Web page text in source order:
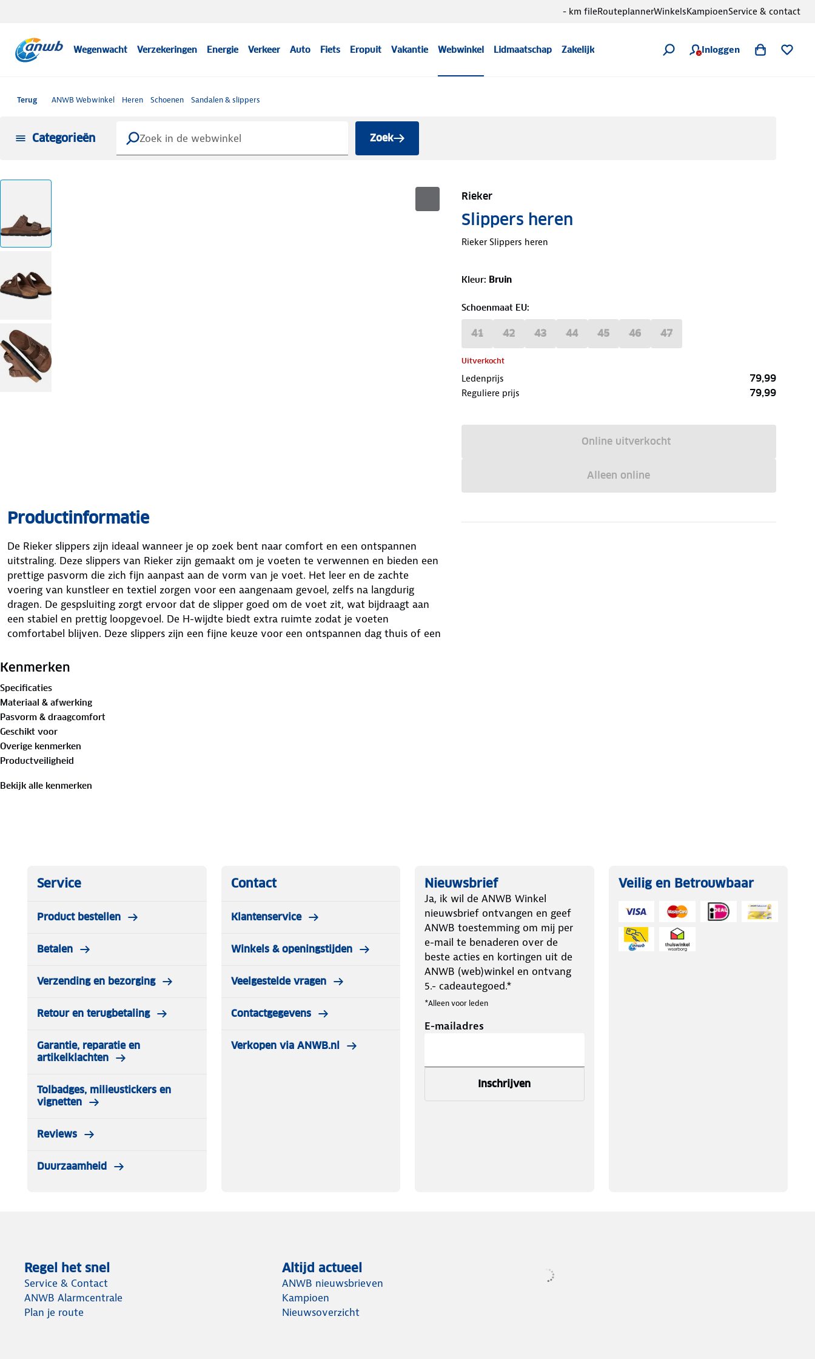
Wegenwacht Verzekeringen Energie Verkeer Auto Fiets Eropuit Vakantie Webwinkel Lidmaatschap Zakelijk Inloggen
- km fileRouteplannerWinkelsKampioenService & contact
Terug ANWB Webwinkel Heren Schoenen Sandalen & slippers
Categorieën Zoek
Rieker
Slippers heren
Rieker Slippers heren
Kleur: Bruin
Schoenmaat EU:
41 42 43 44 45 46 47
Uitverkocht
Ledenprijs 79,99
Reguliere prijs 79,99
Online uitverkocht
Alleen online
Productinformatie
De Rieker slippers zijn ideaal wanneer je op zoek bent naar comfort en een ontspannen
uitstraling. Deze slippers van Rieker zijn gemaakt om je voeten te verwennen en bieden een
prettige pasvorm die zich fijn aanpast aan de vorm van je voet. Het leer en de zachte
voering van kunstleer en textiel zorgen voor een aangenaam gevoel, zelfs na langdurig
dragen. De gespsluiting zorgt ervoor dat de slipper goed om de voet zit, wat bijdraagt aan
een stabiel en prettig loopgevoel. De H-wijdte biedt extra ruimte zodat je voeten
comfortabel blijven. Deze slippers zijn een fijne keuze voor een ontspannen dag thuis of een
Kenmerken
Specificaties
Materiaal & afwerking
Pasvorm & draagcomfort
Geschikt voor
Overige kenmerken
Productveiligheid
Bekijk alle kenmerken
Service
Product bestellen
Betalen
Verzending en bezorging
Retour en terugbetaling
Garantie, reparatie en
artikelklachten
Tolbadges, milieustickers en
vignetten
Reviews
Duurzaamheid
Contact
Klantenservice
Winkels & openingstijden
Veelgestelde vragen
Contactgegevens
Verkopen via ANWB.nl
Nieuwsbrief
Ja, ik wil de ANWB Winkel
nieuwsbrief ontvangen en geef
ANWB toestemming om mij per
e-mail te benaderen over de
beste acties en kortingen uit de
ANWB (web)winkel en ontvang
5.- cadeautegoed.*
*Alleen voor leden
E-mailadres
Inschrijven
Veilig en Betrouwbaar
Regel het snel
Service & Contact
ANWB Alarmcentrale
Plan je route
Altijd actueel
ANWB nieuwsbrieven
Kampioen
Nieuwsoverzicht